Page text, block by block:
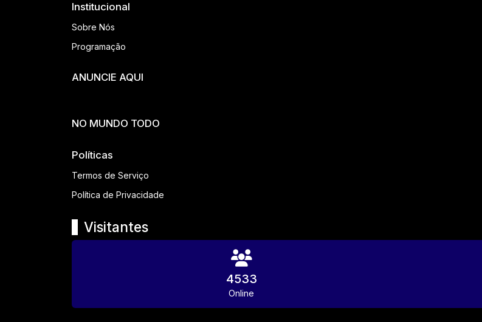
Institucional
Sobre Nós
Programação
ANUNCIE AQUI
NO MUNDO TODO
Políticas
Termos de Serviço
Política de Privacidade
Visitantes
4533
Online